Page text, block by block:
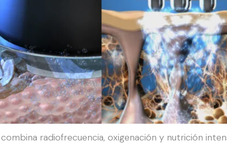
radiofrecuencia, oxigenación y nutrición